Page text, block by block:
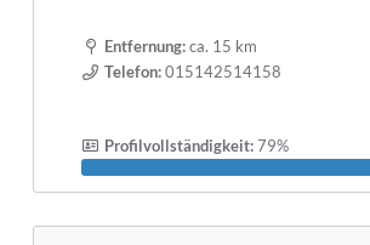
Entfernung:ca. 15 km
Telefon:015142514158
Profilvollständigkeit:79%